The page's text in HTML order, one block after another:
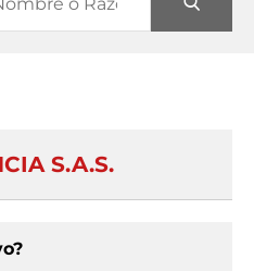
S.A.S.